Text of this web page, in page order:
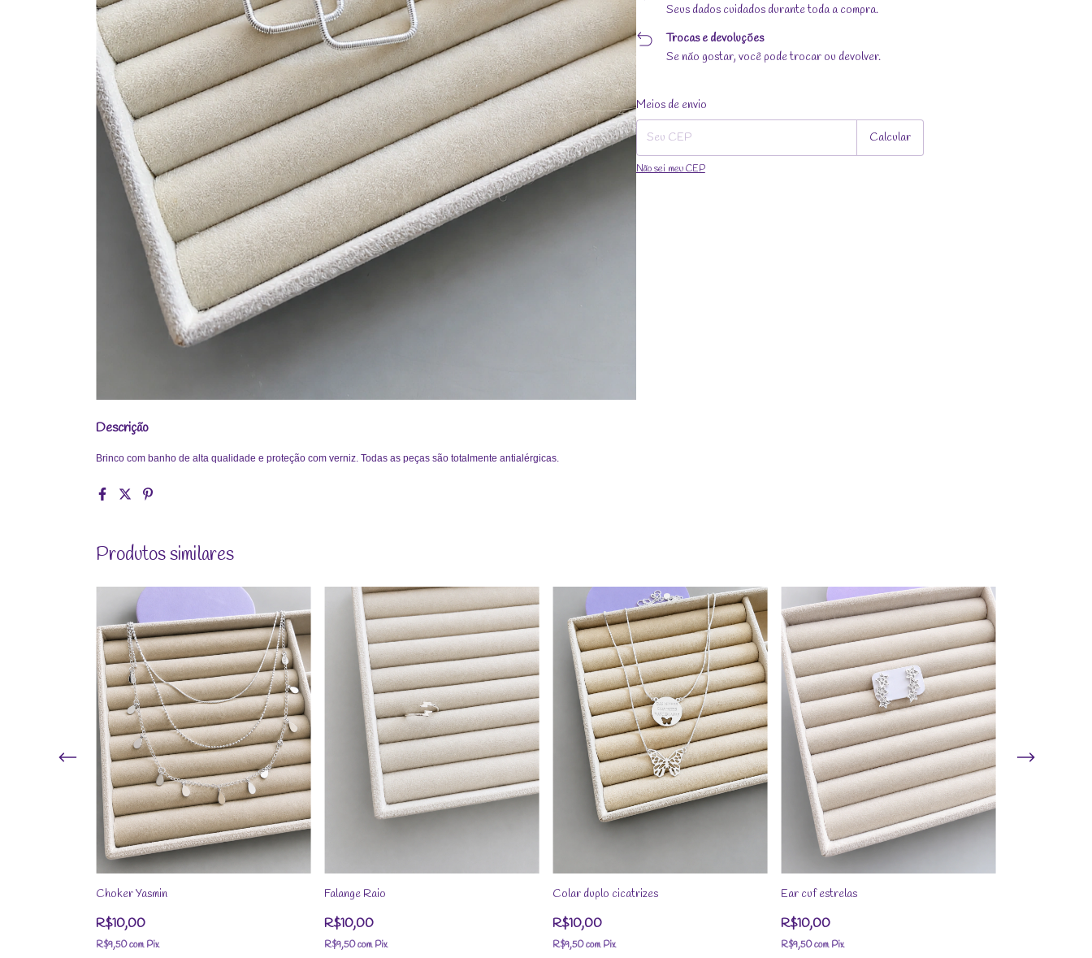
Seus dados cuidados durante toda a compra.
Trocas e devoluções
Se não gostar, você pode trocar ou devolver.
Entregas para o CEP:
Meios de envio
Calcular
Não sei meu CEP
Descrição
Brinco com banho de alta qualidade e proteção com verniz. Todas as peças são totalmente antialérgicas.
Produtos similares
Choker Yasmin
R$10,00
R$9,50com Pix
Falange Raio
R$10,00
R$9,50com Pix
Colar duplo cicatrizes
R$10,00
R$9,50com Pix
Ear cuf estrelas
R$10,00
R$9,50com Pix